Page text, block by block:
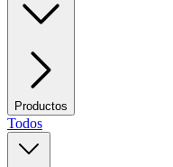
Productos
Todos